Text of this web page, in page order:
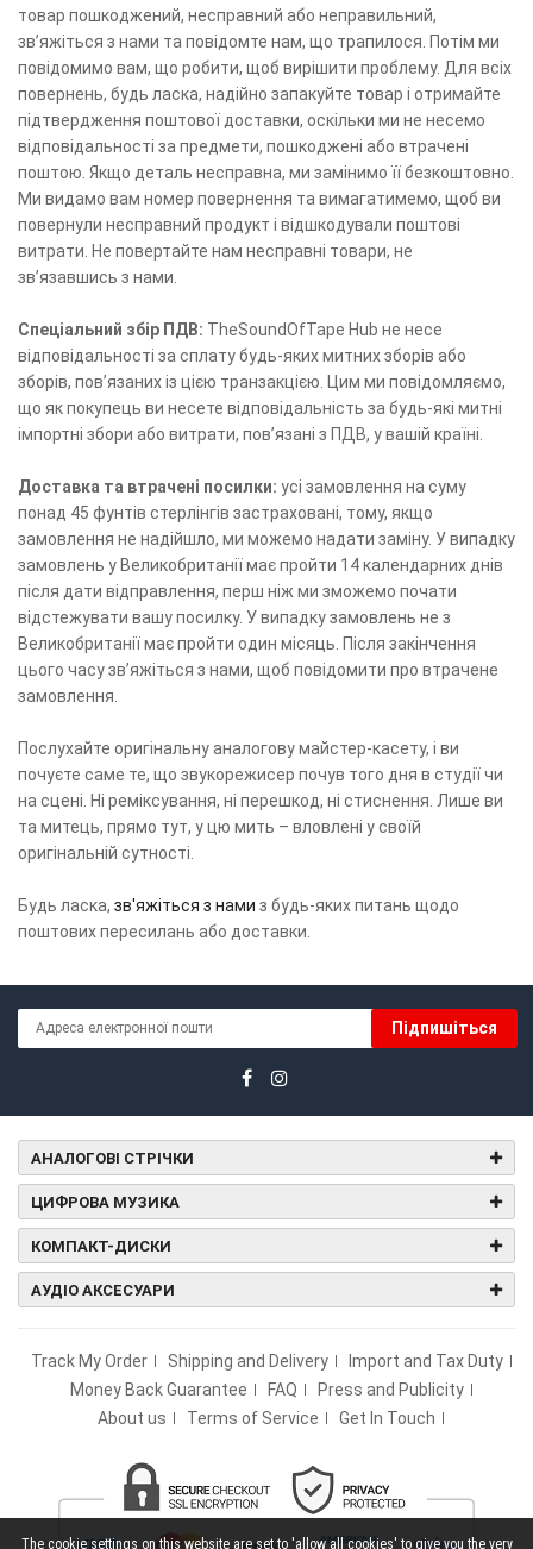
товар пошкоджений, несправний або неправильний,
зв’яжіться з нами та повідомте нам, що трапилося. Потім ми
повідомимо вам, що робити, щоб вирішити проблему. Для всіх
повернень, будь ласка, надійно запакуйте товар і отримайте
підтвердження поштової доставки, оскільки ми не несемо
відповідальності за предмети, пошкоджені або втрачені
поштою. Якщо деталь несправна, ми замінимо її безкоштовно.
Ми видамо вам номер повернення та вимагатимемо, щоб ви
повернули несправний продукт і відшкодували поштові
витрати. Не повертайте нам несправні товари, не
зв’язавшись з нами.
Спеціальний збір ПДВ: TheSoundOfTape Hub не несе
відповідальності за сплату будь-яких митних зборів або
зборів, пов’язаних із цією транзакцією. Цим ми повідомляємо,
що як покупець ви несете відповідальність за будь-які митні
імпортні збори або витрати, пов’язані з ПДВ, у вашій країні.
Доставка та втрачені посилки: усі замовлення на суму
понад 45 фунтів стерлінгів застраховані, тому, якщо
замовлення не надійшло, ми можемо надати заміну. У випадку
замовлень у Великобританії має пройти 14 календарних днів
після дати відправлення, перш ніж ми зможемо почати
відстежувати вашу посилку. У випадку замовлень не з
Великобританії має пройти один місяць. Після закінчення
цього часу зв’яжіться з нами, щоб повідомити про втрачене
замовлення.
Послухайте оригінальну аналогову майстер-касету, і ви
почуєте саме те, що звукорежисер почув того дня в студії чи
на сцені. Ні реміксування, ні перешкод, ні стиснення. Лише ви
та митець, прямо тут, у цю мить – вловлені у своїй
оригінальній сутності.
Будь ласка, зв'яжіться з нами з будь-яких питань щодо
поштових пересилань або доставки.
Підпишіться
АНАЛОГОВІ СТРІЧКИ
ЦИФРОВА МУЗИКА
КОМПАКТ-ДИСКИ
АУДІО АКСЕСУАРИ
Track My Order Shipping and Delivery
Import and Tax Duty
Money Back Guarantee
FAQ
Press and Publicity
About us
Terms of Service Get In Touch
The cookie settings on this website are set to 'allow all cookies' to give you the very